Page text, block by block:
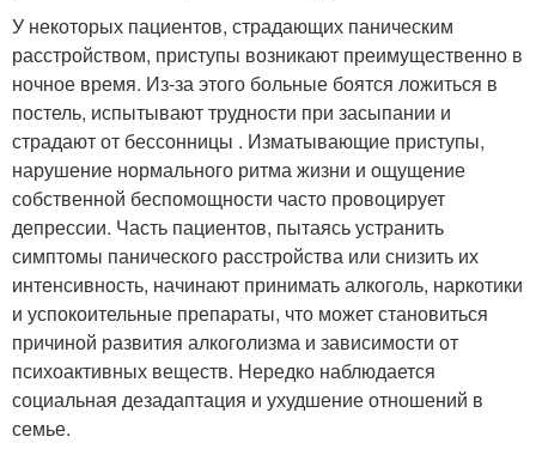
У некоторых пациентов, страдающих паническим
расстройством, приступы возникают преимущественно в
ночное время. Из-за этого больные боятся ложиться в
постель, испытывают трудности при засыпании и
страдают от бессонницы . Изматывающие приступы,
нарушение нормального ритма жизни и ощущение
собственной беспомощности часто провоцирует
депрессии. Часть пациентов, пытаясь устранить
симптомы панического расстройства или снизить их
интенсивность, начинают принимать алкоголь, наркотики
и успокоительные препараты, что может становиться
причиной развития алкоголизма и зависимости от
психоактивных веществ. Нередко наблюдается
социальная дезадаптация и ухудшение отношений в
семье.